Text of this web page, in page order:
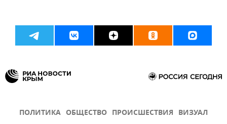
ПОЛИТИКА ОБЩЕСТВО ПРОИСШЕСТВИЯ ВИЗУАЛ